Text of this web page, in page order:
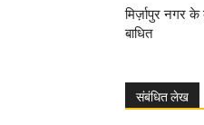
मिर्ज़ापुर नगर के
बाधित
संबंधित लेख